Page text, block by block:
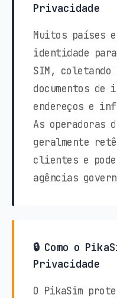
Privacidade
Muitos países
identidade
SIM, coletando
documentos
endereços e
As operadoras
geralmente
clientes e
agências
🔒 Como o
Privacidade
O PikaSim